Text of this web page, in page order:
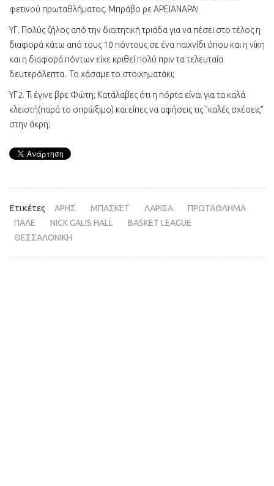
φετινού πρωταθλήματος. Μπράβο ρε ΑΡΕΙΑΝΑΡΑ!
ΥΓ. Πολύς ζήλος από την διαιτητική τριάδα για να πέσει στο τέλος η
διαφορά κάτω από τους 10 πόντους σε ένα παιχνίδι όπου και η νίκη
και η διαφορά πόντων είχε κριθεί πολύ πριν τα τελευταία
δευτερόλεπτα. Το χάσαμε το στοιχηματάκι;
ΥΓ2. Τι έγινε βρε Φώτη; Κατάλαβες ότι η πόρτα είναι για τα καλά
κλειστή(παρά το σπρώξιμο) και είπες να αφήσεις τις "καλές σχέσεις"
στην άκρη;
Ετικέτες ΑΡΗΣ ΜΠΑΣΚΕΤ ΛΑΡΙΣΑ
ΠΡΩΤΑΘΛΗΜΑ
ΠΑΛΕ
NICK GALIS HALL
BASKET LEAGUE
ΘΕΣΣΑΛΟΝΙΚΗ